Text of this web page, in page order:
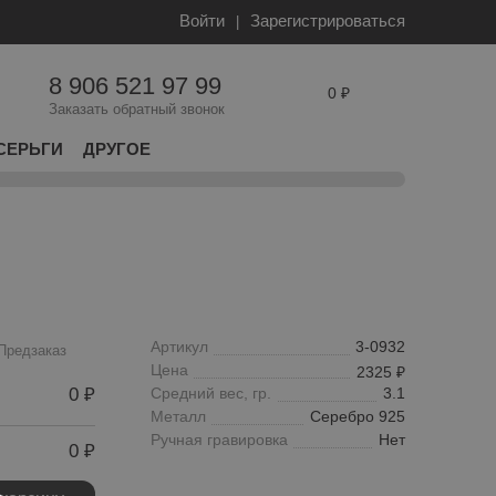
Войти Зарегистрироваться
0
8 906 521 97 99
Заказать обратный звонок
ДРУГОЕ
Предзаказ
0
0
Артикул
3-0932
Цена
2325
Средний вес, гр.
3.1
Металл
Серебро 925
Ручная гравировка
Нет